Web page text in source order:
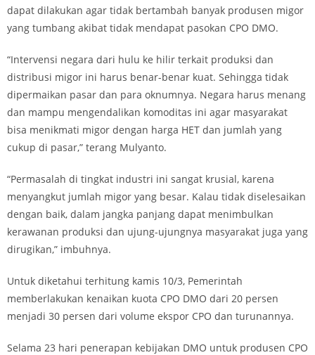
dapat dilakukan agar tidak bertambah banyak produsen migor
yang tumbang akibat tidak mendapat pasokan CPO DMO.
“Intervensi negara dari hulu ke hilir terkait produksi dan
distribusi migor ini harus benar-benar kuat. Sehingga tidak
dipermaikan pasar dan para oknumnya. Negara harus menang
dan mampu mengendalikan komoditas ini agar masyarakat
bisa menikmati migor dengan harga HET dan jumlah yang
cukup di pasar,” terang Mulyanto.
“Permasalah di tingkat industri ini sangat krusial, karena
menyangkut jumlah migor yang besar. Kalau tidak diselesaikan
dengan baik, dalam jangka panjang dapat menimbulkan
kerawanan produksi dan ujung-ujungnya masyarakat juga yang
dirugikan,” imbuhnya.
Untuk diketahui terhitung kamis 10/3, Pemerintah
memberlakukan kenaikan kuota CPO DMO dari 20 persen
menjadi 30 persen dari volume ekspor CPO dan turunannya.
Selama 23 hari penerapan kebijakan DMO untuk produsen CPO